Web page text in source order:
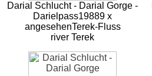
Darial Schlucht - Darial Gorge -
Darielpass19889 x
angesehenTerek-Fluss
river Terek